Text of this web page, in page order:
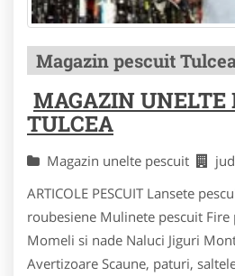
Magazin pescuit
MAGAZIN UNELTE
TULCEA
Magazin unelte pescuit
ARTICOLE PESCUIT Lansete
roubesiene Mulinete pescuit Fire
Momeli si nade Naluci Jiguri
Avertizoare Scaune, paturi,